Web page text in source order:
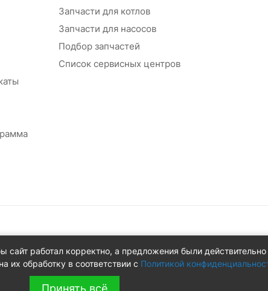
Запчасти для котлов
Запчасти для насосов
Подбор запчастей
Список сервисных центров
сайт работал корректно, а предложения были
их обработку в соответствии с Политикой
Принять всё